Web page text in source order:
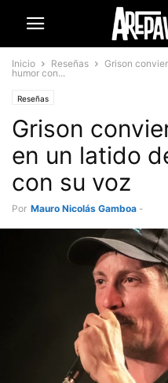
Inicio Reseñas
Grison
humor con...
Reseñas
Grison
en un latido
con su voz
Por Mauro Nicolás Gamboa -